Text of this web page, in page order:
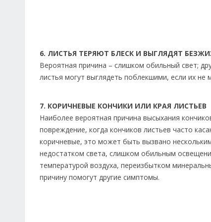
6. ЛИСТЬЯ ТЕРЯЮТ БЛЕСК И ВЫГЛЯДЯТ
Вероятная причина – слишком обильный свет;
листья могут выглядеть поблекшими, если их не
7. КОРИЧНЕВЫЕ КОНЧИКИ ИЛИ КРАЯ ЛИСТЬЕВ
Наиболее вероятная причина высыхания
повреждение, когда кончиков листьев часто
коричневые, это может быть вызвано
недостатком света, слишком обильным
температурой воздуха, переизбытком
причину помогут другие симптомы.